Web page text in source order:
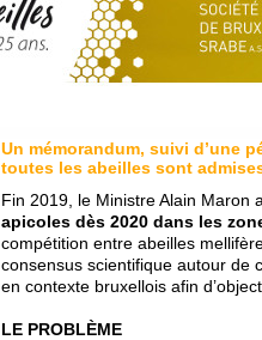
Un mémorandum, suivi d’une
toutes les abeilles sont
Fin 2019, le Ministre Alain Maron
apicoles dès 2020 dans les
compétition entre abeilles
consensus scientifique autour de
en contexte bruxellois afin
LE PROBLÈME